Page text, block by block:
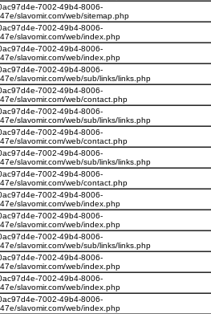
7002-49b4-8006-
slavomir.com/web/sitemap.php
7002-49b4-8006-
slavomir.com/web/index.php
7002-49b4-8006-
slavomir.com/web/index.php
7002-49b4-8006-
slavomir.com/web/sub/links/links.php
7002-49b4-8006-
slavomir.com/web/contact.php
7002-49b4-8006-
slavomir.com/web/sub/links/links.php
7002-49b4-8006-
slavomir.com/web/contact.php
7002-49b4-8006-
slavomir.com/web/sub/links/links.php
7002-49b4-8006-
slavomir.com/web/contact.php
7002-49b4-8006-
slavomir.com/web/index.php
7002-49b4-8006-
slavomir.com/web/index.php
7002-49b4-8006-
slavomir.com/web/sub/links/links.php
7002-49b4-8006-
slavomir.com/web/index.php
7002-49b4-8006-
slavomir.com/web/index.php
7002-49b4-8006-
slavomir.com/web/index.php